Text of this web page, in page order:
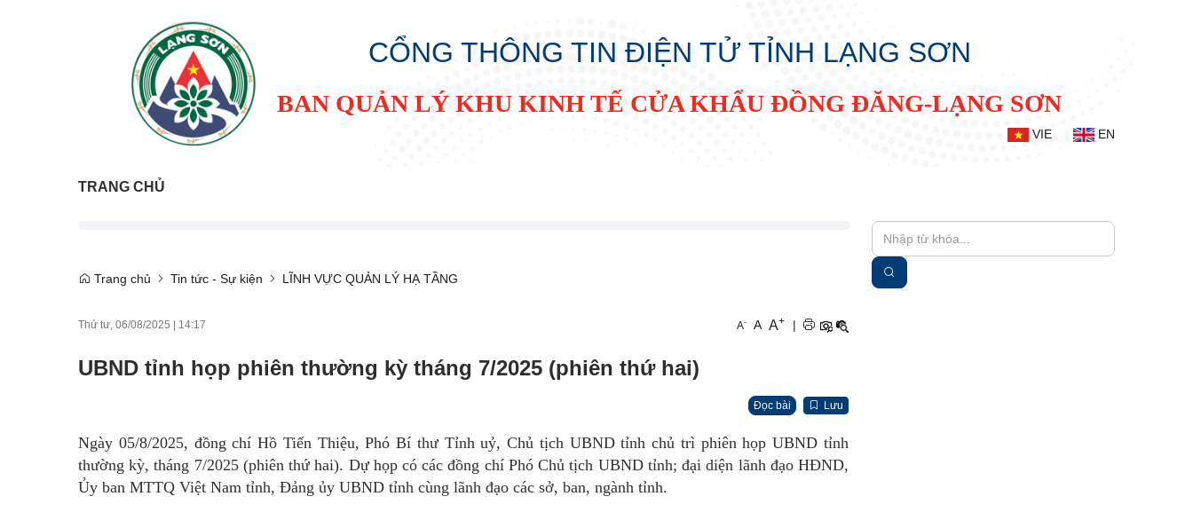
CỔNG THÔNG TIN ĐIỆN TỬ TỈNH LẠNG SƠN
BAN QUẢN LÝ KHU KINH TẾ CỬA KHẨU ĐỒNG ĐĂNG-LẠNG SƠN
VIE EN
TRANG CHỦ
Trang chủ Tin tức - Sự kiện LĨNH VỰC QUẢN LÝ HẠ TẦNG
Thứ tư, 06/08/2025 | 14:17 A- A A+ |
UBND tỉnh họp phiên thường kỳ tháng 7/2025 (phiên thứ hai)
Đọc bài Lưu
Ngày 05/8/2025, đồng chí Hồ Tiến Thiệu, Phó Bí thư Tỉnh uỷ, Chủ tịch UBND tỉnh chủ trì phiên họp UBND tỉnh
thường kỳ, tháng 7/2025 (phiên thứ hai). Dự họp có các đồng chí Phó Chủ tịch UBND tỉnh; đại diện lãnh đạo HĐND,
Ủy ban MTTQ Việt Nam tỉnh, Đảng ủy UBND tỉnh cùng lãnh đạo các sở, ban, ngành tỉnh.